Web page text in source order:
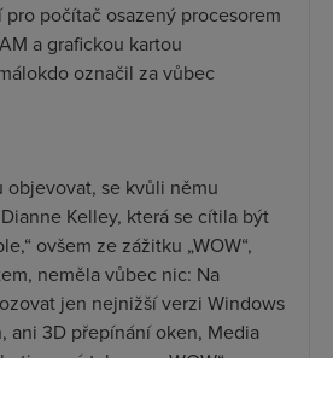
počítač osazený procesorem
a grafickou kartou
označil za vůbec
objevovat, se kvůli němu
Kelley, která se cítila být
ovšem ze zážitku „WOW“,
neměla vůbec nic: Na
jen nejnižší verzi Windows
ani 3D přepínání oken, Media
tahouny „WOW“
neříkalo dost jasně, že „tady